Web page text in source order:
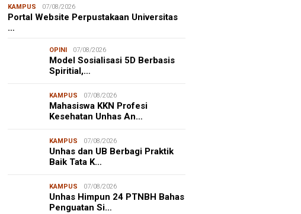
KAMPUS 07/08/2026
Portal Website Perpustakaan Universitas
…
OPINI 07/08/2026
Model Sosialisasi 5D Berbasis
Spiritial,…
KAMPUS 07/08/2026
Mahasiswa KKN Profesi
Kesehatan Unhas An…
KAMPUS 07/08/2026
Unhas dan UB Berbagi Praktik
Baik Tata K…
KAMPUS 07/08/2026
Unhas Himpun 24 PTNBH Bahas
Penguatan Si…